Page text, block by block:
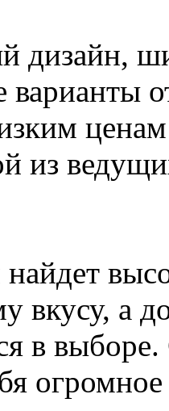
дизайн,
варианты
из
вкусу, а
в